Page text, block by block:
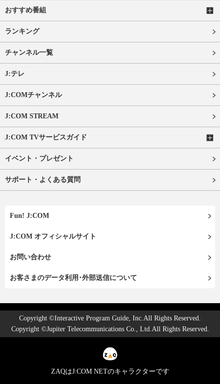
おすすめ番組
ランキング
チャンネル一覧
J:テレ
J:COMチャンネル
J:COM STREAM
J:COM TVサービスガイド
イベント・プレゼント
サポート・よくある質問
Fun! J:COM
J:COM オフィシャルサイト
お問い合わせ
お客さまのデータ利用･外部送信について
Copyright ©Interactive Program Guide, Inc.All Rights Reserved.
Copyright ©Jupiter Telecommunications Co., Ltd.All Rights Reserved.
ZAQはJ:COM NETのキャラクターです